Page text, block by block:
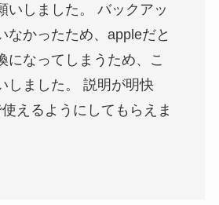
いしました。 バックアッ
なかったため、appleだと
になってしまうため、こ
しました。 説明が明快
えるようにしてもらえま